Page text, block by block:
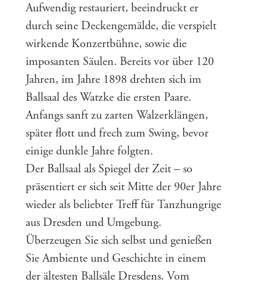
Aufwendig restauriert, beeindruckt er
durch seine Deckengemälde, die verspielt
wirkende Konzertbühne, sowie die
imposanten Säulen. Bereits vor über 120
Jahren, im Jahre 1898 drehten sich im
Ballsaal des Watzke die ersten Paare.
Anfangs sanft zu zarten Walzerklängen,
später flott und frech zum Swing, bevor
einige dunkle Jahre folgten.
Der Ballsaal als Spiegel der Zeit – so
präsentiert er sich seit Mitte der 90er Jahre
wieder als beliebter Treff für Tanzhungrige
aus Dresden und Umgebung.
Überzeugen Sie sich selbst und genießen
Sie Ambiente und Geschichte in einem
der ältesten Ballsäle Dresdens. Vom